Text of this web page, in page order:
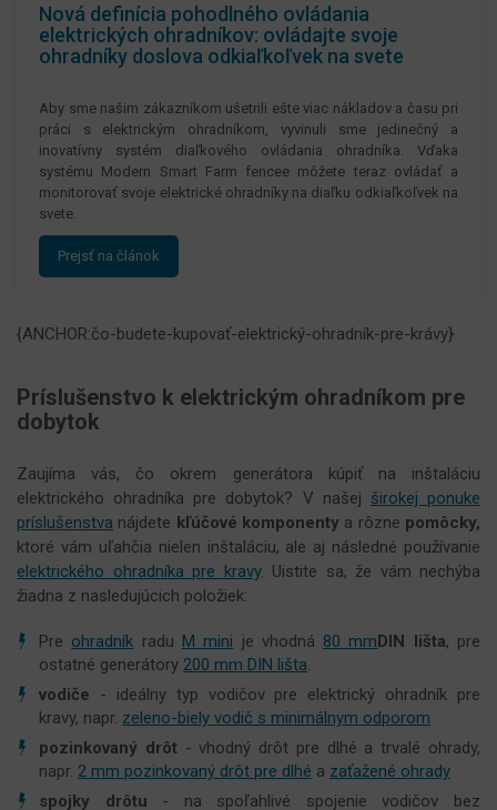
Nová definícia pohodlného ovládania
elektrických ohradníkov: ovládajte svoje
ohradníky doslova odkiaľkoľvek na svete
Aby sme našim zákazníkom ušetrili ešte viac nákladov a času pri
práci s elektrickým ohradníkom, vyvinuli sme jedinečný a
inovatívny systém diaľkového ovládania ohradníka. Vďaka
systému Modern Smart Farm fencee môžete teraz ovládať a
monitorovať svoje elektrické ohradníky na diaľku odkiaľkoľvek na
svete.
Prejsť na článok
{ANCHOR:čo-budete-kupovať-elektrický-ohradník-pre-krávy}
Príslušenstvo k elektrickým ohradníkom pre
dobytok
Zaujíma vás, čo okrem generátora kúpiť na inštaláciu
elektrického ohradníka pre dobytok? V našej širokej ponuke
príslušenstva nájdete kľúčové komponenty a rôzne pomôcky,
ktoré vám uľahčia nielen inštaláciu, ale aj následné používanie
elektrického ohradníka pre kravy. Uistite sa, že vám nechýba
žiadna z nasledujúcich položiek:
Pre ohradník radu M mini je vhodná 80 mmDIN lišta, pre
ostatné generátory 200 mm DIN lišta.
vodiče - ideálny typ vodičov pre elektrický ohradník pre
kravy, napr. zeleno-biely vodič s minimálnym odporom
pozinkovaný drôt- vhodný drôt pre dlhé a trvalé ohrady,
napr. 2 mm pozinkovaný drôt pre dlhé a zaťažené ohrady
spojky drôtu - na spoľahlivé spojenie vodičov bez